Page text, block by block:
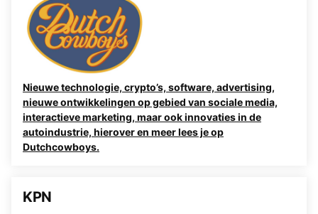
Nieuwe technologie, crypto’s, software, advertising,
nieuwe ontwikkelingen op gebied van sociale media,
interactieve marketing, maar ook innovaties in de
autoindustrie, hierover en meer lees je op
Dutchcowboys.
KPN